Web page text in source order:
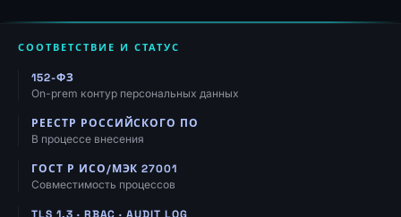
СООТВЕТСТВИЕ И СТАТУС
152-ФЗ
On-prem контур персональных данных
РЕЕСТР РОССИЙСКОГО ПО
В процессе внесения
ГОСТ Р ИСО/МЭК 27001
Совместимость процессов